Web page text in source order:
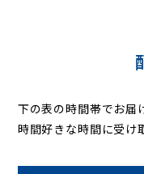
下の表の時間帯でお届
時間好きな時間に受け